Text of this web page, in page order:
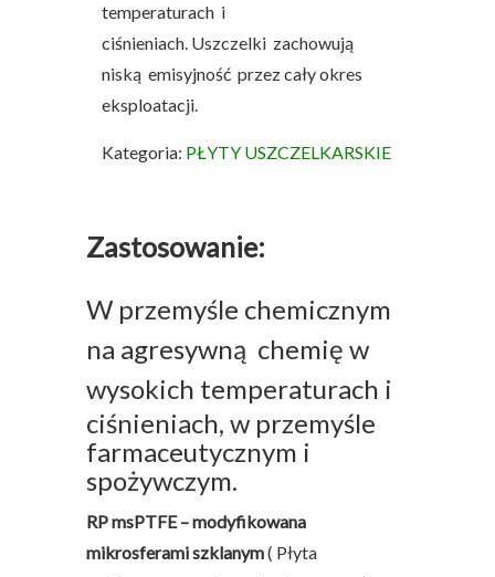
temperaturach i
ciśnieniach. Uszczelki zachowują
niską emisyjność przez cały okres
eksploatacji.
Kategoria: PŁYTY USZCZELKARSKIE
Zastosowanie:
W przemyśle chemicznym
na agresywną chemię w
wysokich temperaturach i
ciśnieniach, w przemyśle
farmaceutycznym i
spożywczym.
RP msPTFE – modyfikowana
mikrosferami szklanym( Płyta